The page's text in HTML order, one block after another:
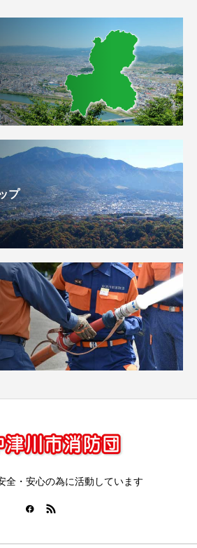
プ
全・安心の為に活動しています